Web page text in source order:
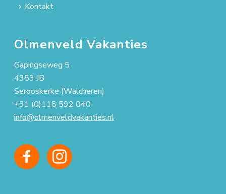
Kontakt
Olmenveld Vakanties
Gapingseweg 5
4353 JB
Serooskerke (Walcheren)
+31 (0)118 592 040
info@olmenveldvakanties.nl